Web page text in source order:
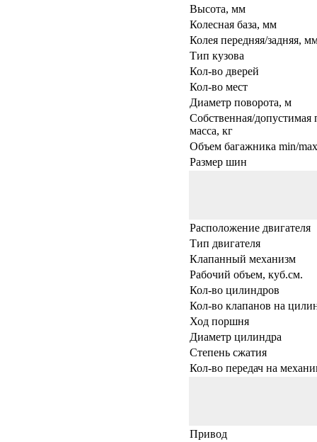
Высота, мм
Колесная база, мм
Колея передняя/задняя,
Тип кузова
Кол-во дверей
Кол-во мест
Диаметр поворота, м
Собственная/допустимая
масса, кг
Объем багажника min/
Размер шин
Расположение двигателя
Тип двигателя
Клапанный механизм
Рабочий объем, куб.см.
Кол-во цилиндров
Кол-во клапанов на
Ход поршня
Диаметр цилиндра
Степень сжатия
Кол-во передач на
Привод